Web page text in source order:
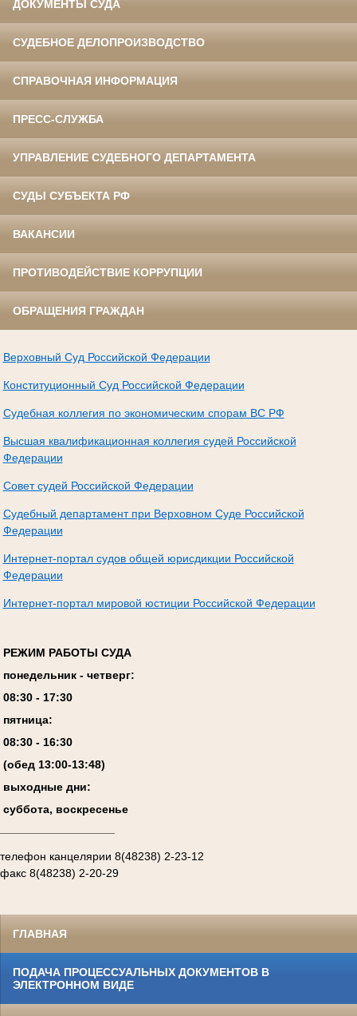
ДОКУМЕНТЫ СУДА
СУДЕБНОЕ ДЕЛОПРОИЗВОДСТВО
СПРАВОЧНАЯ ИНФОРМАЦИЯ
ПРЕСС-СЛУЖБА
УПРАВЛЕНИЕ СУДЕБНОГО ДЕПАРТАМЕНТА
СУДЫ СУБЪЕКТА РФ
ВАКАНСИИ
ПРОТИВОДЕЙСТВИЕ КОРРУПЦИИ
ОБРАЩЕНИЯ ГРАЖДАН
Верховный Суд Российской Федерации
Конституционный Суд Российской Федерации
Судебная коллегия по экономическим спорам ВС РФ
Высшая квалификационная коллегия судей Российской
Федерации
Совет судей Российской Федерации
Судебный департамент при Верховном Суде Российской
Федерации
Интернет-портал судов общей юрисдикции Российской
Федерации
Интернет-портал мировой юстиции Российской Федерации
РЕЖИМ РАБОТЫ СУДА
понедельник - четверг:
08:30 - 17:30
пятница:
08:30 - 16:30
(обед 13:00-13:48)
выходные дни:
суббота, воскресенье
телефон канцелярии 8(48238) 2-23-12
факс 8(48238) 2-20-29
ГЛАВНАЯ
ПОДАЧА ПРОЦЕССУАЛЬНЫХ ДОКУМЕНТОВ В
ЭЛЕКТРОННОМ ВИДЕ